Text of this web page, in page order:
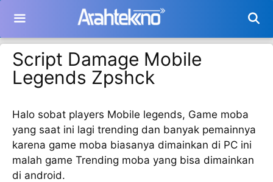
isi
Script Damage Mobile
Legends Zpshck
Halo sobat players Mobile legends, Game moba
yang saat ini lagi trending dan banyak pemainnya
karena game moba biasanya dimainkan di PC ini
malah game Trending moba yang bisa dimainkan
di android.